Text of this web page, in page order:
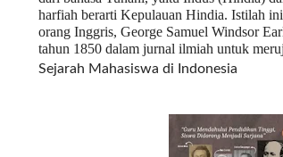
harfiah berarti Kepulauan Hindia. Istilah
orang Inggris, George Samuel Windsor
tahun 1850 dalam jurnal ilmiah untuk
Sejarah Mahasiswa di Indonesia